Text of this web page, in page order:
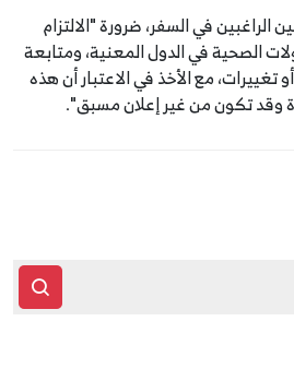
الراغبين في السفر، ضرورة "الالتزام
الصحية في الدول المعنية، ومتابعة
تغييرات، مع الأخذ في الاعتبار أن هذه
وقد تكون من غير إعلان مسبق".